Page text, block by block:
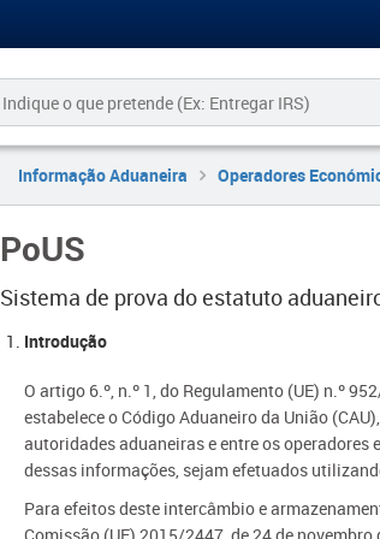
Informação Aduaneira Operadores
PoUS
Sistema de prova do estatuto
​​Introdução
O artigo 6.º, n.º 1, do Regulamento (UE) n.º
estabelece o Código Aduaneiro da União
autoridades aduaneiras e entre os
dessas informações, sejam efetuados
Para efeitos deste intercâmbio e